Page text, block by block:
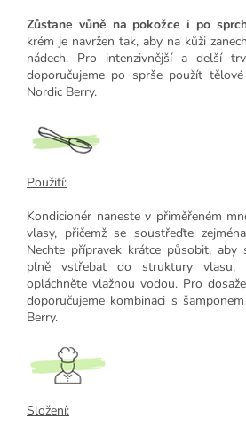
Zůstane vůně na pokožce i po
krém je navržen tak, aby na kůži
nádech. Pro intenzivnější a delší
doporučujeme po sprše použít
Nordic Berry.
Použití:
Kondicionér naneste v přiměřeném
vlasy, přičemž se soustřeďte
Nechte přípravek krátce působit,
plně vstřebat do struktury
opláchněte vlažnou vodou. Pro
doporučujeme kombinaci s
Berry.
Složení: